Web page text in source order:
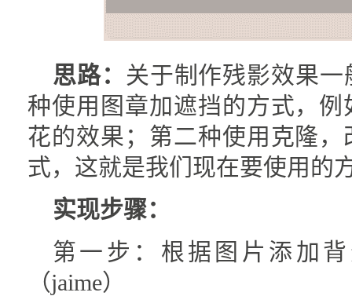
思路： 关于制作残影效果
种使用图章加遮挡的方式，
花的效果；第二种使用克隆
式，这就是我们现在要使用的
实现步骤：
第一步：根据图片添加
（jaime）